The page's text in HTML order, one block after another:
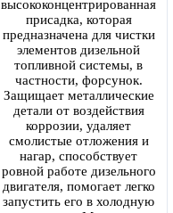
высококонцентрированная
присадка, которая
предназначена для чистки
элементов дизельной
топливной системы, в
частности, форсунок.
Защищает металлические
детали от воздействия
коррозии, удаляет
смолистые отложения и
нагар, способствует
ровной работе дизельного
двигателя, помогает легко
запустить его в холодную